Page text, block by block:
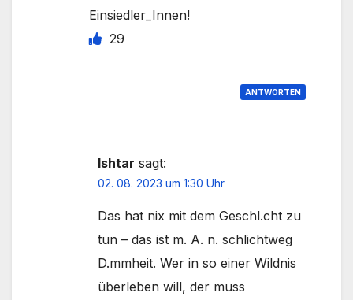
Einsiedler_Innen!
29
ANTWORTEN
Ishtar sagt:
02. 08. 2023 um 1:30 Uhr
Das hat nix mit dem Geschl.cht zu
tun – das ist m. A. n. schlichtweg
D.mmheit. Wer in so einer Wildnis
überleben will, der muss